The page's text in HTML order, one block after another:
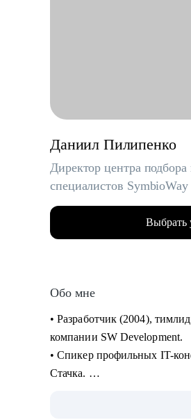
Даниил Пилипенко
Директор центра
специалистов SymbioWay
Выбрать
Обо мне
• Разработчик (2004),
компании SW Development.
• Спикер профильных IT-
Стачка.
Российском обществе